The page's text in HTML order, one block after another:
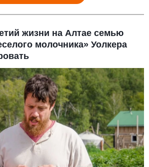
жизни на Алтае семью
молочника» Уолкера